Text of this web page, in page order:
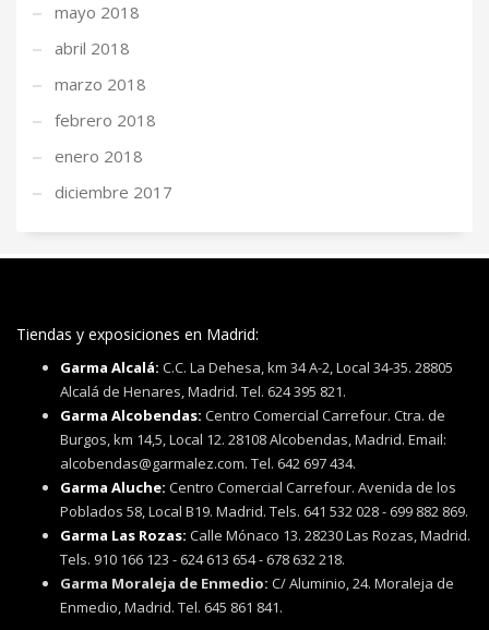
mayo 2018
abril 2018
marzo 2018
febrero 2018
enero 2018
diciembre 2017
Tiendas y exposiciones en Madrid:
Garma Alcalá: C.C. La Dehesa, km 34 A-2, Local 34-35. 28805
Alcalá de Henares, Madrid. Tel. 624 395 821.
Garma Alcobendas: Centro Comercial Carrefour. Ctra. de
Burgos, km 14,5, Local 12. 28108 Alcobendas, Madrid. Email:
alcobendas@garmalez.com. Tel. 642 697 434.
Garma Aluche: Centro Comercial Carrefour. Avenida de los
Poblados 58, Local B19. Madrid. Tels. 641 532 028 - 699 882 869.
Garma Las Rozas: Calle Mónaco 13. 28230 Las Rozas, Madrid.
Tels. 910 166 123 - 624 613 654 - 678 632 218.
Garma Moraleja de Enmedio: C/ Aluminio, 24. Moraleja de
Enmedio, Madrid. Tel. 645 861 841.